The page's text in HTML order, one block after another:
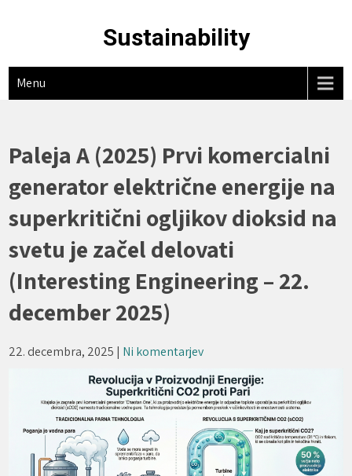
Sustainability
Menu
Paleja A (2025) Prvi komercialni
generator električne energije na
superkritični ogljikov dioksid na
svetu je začel delovati
(Interesting Engineering – 22.
december 2025)
22. decembra, 2025 | Ni komentarjev